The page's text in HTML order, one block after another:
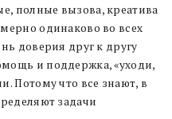
полные вызова, креатива
одинаково во всех
доверия друг к другу
и поддержка, «уходи,
Потому что все знают, в
задачи